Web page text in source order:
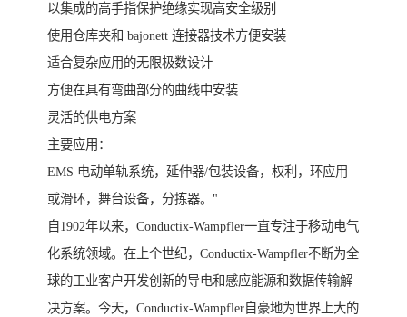
以集成的高手指保护绝缘实现高安全级别
使用仓库夹和 bajonett 连接器技术方便安装
适合复杂应用的无限极数设计
方便在具有弯曲部分的曲线中安装
灵活的供电方案
主要应用：
EMS 电动单轨系统，延伸器/包装设备，权利，环应用
或滑环，舞台设备，分拣器。"
自1902年以来，Conductix-Wampfler一直专注于移动电气
化系统领域。在上个世纪，Conductix-Wampfler不断为全
球的工业客户开发创新的导电和感应能源和数据传输解
决方案。今天，Conductix-Wampfler自豪地为世界上大的